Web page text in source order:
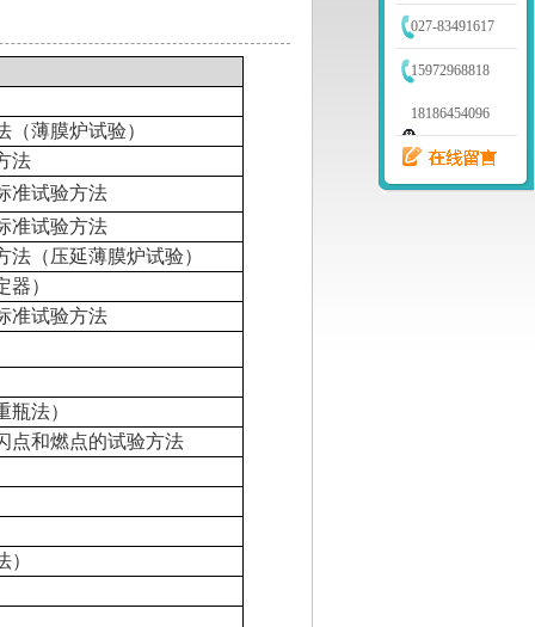
薄膜炉试验）
法
准试验方法
准试验方法
（压延薄膜炉试验）
）
准试验方法
法）
点和燃点的试验方法
027-83491617
15972968818
18186454096